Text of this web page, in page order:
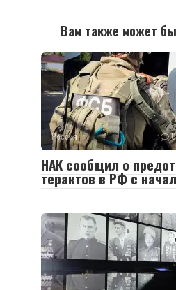
Вам также может
Россия 0
НАК сообщил о
терактов в РФ с